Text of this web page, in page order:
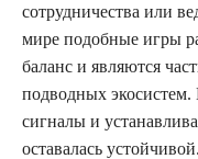
сотрудничества или
мире подобные игры
баланс и являются
подводных экосистем.
сигналы и
оставалась устойчивой.